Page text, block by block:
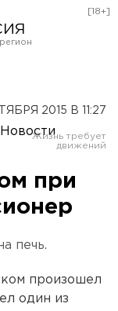
[18+]
2015 В 11:27
при
печь.
произошел
один из